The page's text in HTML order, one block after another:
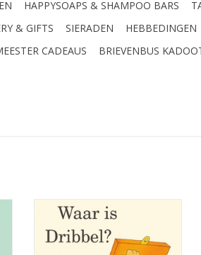
HAPPYSOAPS & SHAMPOO BARS
& GIFTS SIERADEN
HEBBEDINGEN
CADEAUS BRIEVENBUS
Deze geliefde puppy is over de
hele wereld bekend en een ware
classic onder de peuters. Waar is
Dribbel? was het allereerste